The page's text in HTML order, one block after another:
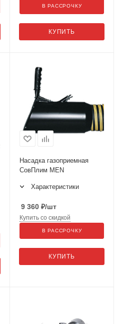
КУПИТЬ
В РАССРОЧКУ
Насадка газоприемная
СовПлим MEN
Характеристики
9 360 ₽/шт
КУПИТЬ
Купить со скидкой
В РАССРОЧКУ